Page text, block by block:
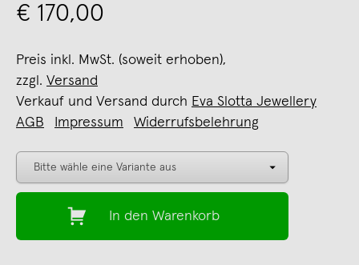
€ 170,00
Preis inkl. MwSt. (soweit erhoben),
zzgl. Versand
Verkauf und Versand durch Eva Slotta Jewellery
AGB
Impressum Widerrufsbelehrung
In den Warenkorb